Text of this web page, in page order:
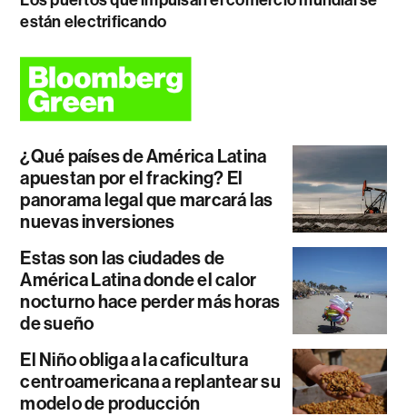
están electrificando
¿Qué países de América Latina
apuestan por el fracking? El
panorama legal que marcará las
nuevas inversiones
Estas son las ciudades de
América Latina donde el calor
nocturno hace perder más horas
de sueño
El Niño obliga a la caficultura
centroamericana a replantear su
modelo de producción